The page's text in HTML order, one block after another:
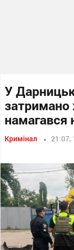
У
затримано
намагався
Кримінал 21:07,